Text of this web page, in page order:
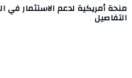
منحة أمريكية لدعم الاستثمار في
التفاصيل